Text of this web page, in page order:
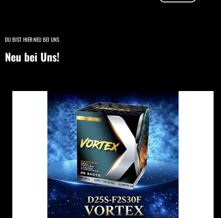
DU BIST HIER:NEU BEI UNS
Neu bei Uns!